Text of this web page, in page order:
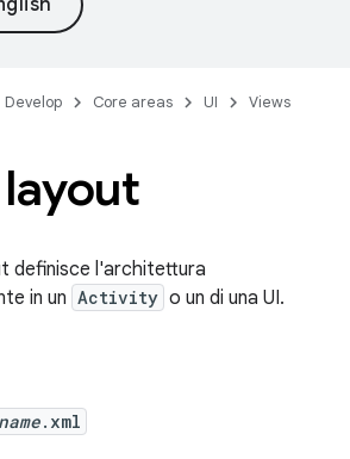
Develop Core areas UI
Views
definisce l'architettura
in un Activity o un di una UI.
.xml